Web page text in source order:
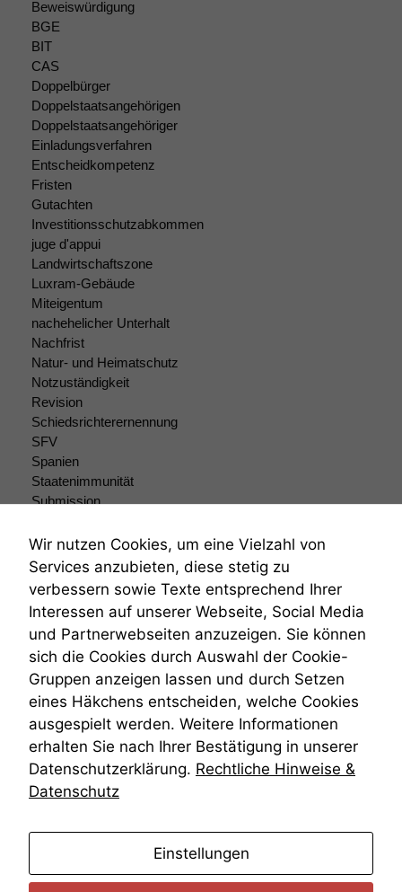
Beweiswürdigung
BGE
BIT
CAS
Doppelbürger
Doppelstaatsangehörigen
Doppelstaatsangehöriger
Einladungsverfahren
Entscheidkompetenz
Fristen
Gutachten
Investitionsschutzabkommen
juge d'appui
Landwirtschaftszone
Luxram-Gebäude
Miteigentum
nachehelicher Unterhalt
Nachfrist
Natur- und Heimatschutz
Notzuständigkeit
Revision
Schiedsrichterernennung
SFV
Spanien
Staatenimmunität
Submission
Teilungsklage
Venezuela
VRK
Wiederherstellungsanordnung
Zivilprozessordnung
ZPO
Zustellfiktion
Zuständigkeit
Öffentliches Personalrecht
Öffentlichkeitsprinzip
Wir nutzen Cookies, um eine Vielzahl von
Services anzubieten, diese stetig zu
verbessern sowie Texte entsprechend Ihrer
Interessen auf unserer Webseite, Social Media
und Partnerwebseiten anzuzeigen. Sie können
sich die Cookies durch Auswahl der Cookie-
Gruppen anzeigen lassen und durch Setzen
eines Häkchens entscheiden, welche Cookies
ausgespielt werden. Weitere Informationen
erhalten Sie nach Ihrer Bestätigung in unserer
Datenschutzerklärung. Rechtliche Hinweise &
Datenschutz
Einstellungen